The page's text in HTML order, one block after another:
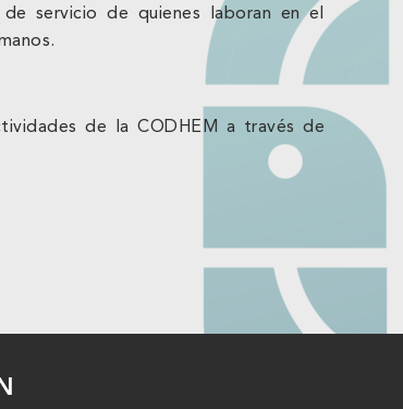
servicio de quienes laboran en el
de la CODHEM a través de